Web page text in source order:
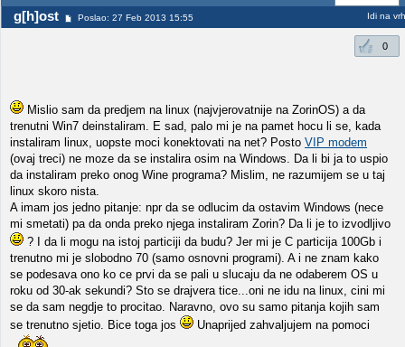
g[h]ost Poslao: 27 Feb 2013 15:55 Idi na vrh
0
Mislio sam da predjem na linux (najvjerovatnije na ZorinOS) a da
trenutni Win7 deinstaliram. E sad, palo mi je na pamet hocu li se, kada
instaliram linux, uopste moci konektovati na net? Posto VIP modem
(ovaj treci) ne moze da se instalira osim na Windows. Da li bi ja to uspio
da instaliram preko onog Wine programa? Mislim, ne razumijem se u taj
linux skoro nista.
A imam jos jedno pitanje: npr da se odlucim da ostavim Windows (nece
mi smetati) pa da onda preko njega instaliram Zorin? Da li je to izvodljivo
? I da li mogu na istoj particiji da budu? Jer mi je C particija 100Gb i
trenutno mi je slobodno 70 (samo osnovni programi). A i ne znam kako
se podesava ono ko ce prvi da se pali u slucaju da ne odaberem OS u
roku od 30-ak sekundi? Sto se drajvera tice...oni ne idu na linux, cini mi
se da sam negdje to procitao. Naravno, ovo su samo pitanja kojih sam
se trenutno sjetio. Bice toga jos
Unaprijed zahvaljujem na pomoci